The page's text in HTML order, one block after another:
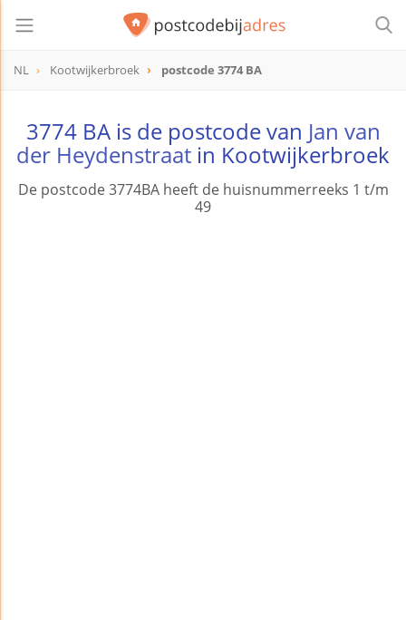
NL Kootwijkerbroek postcode 3774 BA
3774 BA is de postcode van Jan van
der Heydenstraat in Kootwijkerbroek
De postcode 3774BA heeft de huisnummerreeks 1 t/m
49